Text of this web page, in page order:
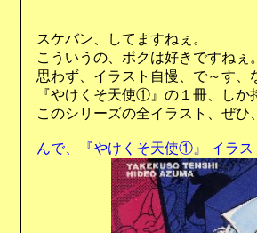
スケバン、してますねぇ。
こういうの、ボクは好きですねぇ
思わず、イラスト自慢、で～す、
『やけくそ天使①』の１冊、しか
このシリーズの全イラスト、ぜひ
んで、 『やけくそ天使①』 イラ